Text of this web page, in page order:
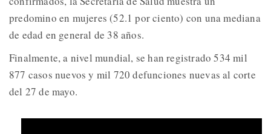
predomino en mujeres (52.1 por ciento) con una mediana
de edad en general de 38 años.
Finalmente, a nivel mundial, se han registrado 534 mil
877 casos nuevos y mil 720 defunciones nuevas al corte
del 27 de mayo.